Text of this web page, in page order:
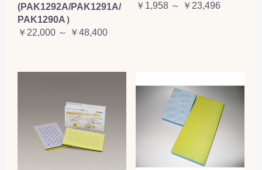
(PAK1292A/PAK1291A/
PAK1290A）
￥22,000 ～ ￥48,400
￥1,958 ～ ￥23,496